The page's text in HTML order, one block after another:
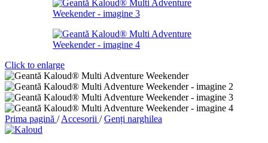
Click to enlarge
Prima pagină / Accesorii / Genți narghilea